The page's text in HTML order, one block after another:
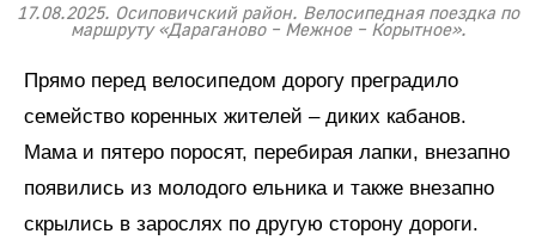
17.08.2025. Осиповичский район. Велосипедная поездка по
маршруту «Дараганово – Межное – Корытное».
Прямо перед велосипедом дорогу преградило
семейство коренных жителей – диких кабанов.
Мама и пятеро поросят, перебирая лапки, внезапно
появились из молодого ельника и также внезапно
скрылись в зарослях по другую сторону дороги.